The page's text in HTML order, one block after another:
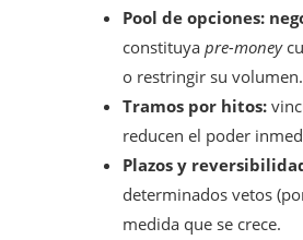
Pool de opciones:
constituya pre-money
o restringir su volumen.
Tramos por hitos:
reducen el poder
Plazos y
determinados vetos
medida que se crece.